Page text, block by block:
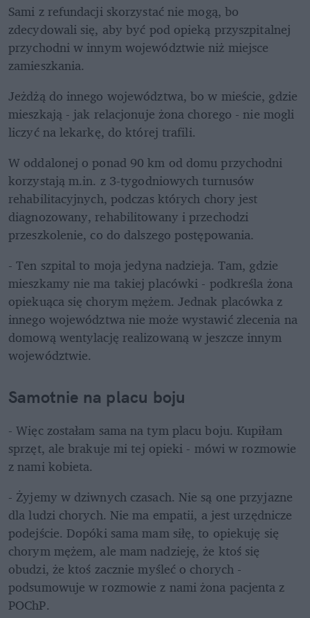
Sami z refundacji skorzystać nie mogą, bo
zdecydowali się, aby być pod opieką przyszpitalnej
przychodni w innym województwie niż miejsce
zamieszkania.
Jeżdżą do innego województwa, bo w mieście, gdzie
mieszkają - jak relacjonuje żona chorego - nie mogli
liczyć na lekarkę, do której trafili.
W oddalonej o ponad 90 km od domu przychodni
korzystają m.in. z 3-tygodniowych turnusów
rehabilitacyjnych, podczas których chory jest
diagnozowany, rehabilitowany i przechodzi
przeszkolenie, co do dalszego postępowania.
- Ten szpital to moja jedyna nadzieja. Tam, gdzie
mieszkamy nie ma takiej placówki - podkreśla żona
opiekuąca się chorym mężem. Jednak placówka z
innego województwa nie może wystawić zlecenia na
domową wentylację realizowaną w jeszcze innym
województwie.
Samotnie na placu boju
- Więc zostałam sama na tym placu boju. Kupiłam
sprzęt, ale brakuje mi tej opieki - mówi w rozmowie
z nami kobieta.
- Żyjemy w dziwnych czasach. Nie są one przyjazne
dla ludzi chorych. Nie ma empatii, a jest urzędnicze
podejście. Dopóki sama mam siłę, to opiekuję się
chorym mężem, ale mam nadzieję, że ktoś się
obudzi, że ktoś zacznie myśleć o chorych -
podsumowuje w rozmowie z nami żona pacjenta z
POChP.